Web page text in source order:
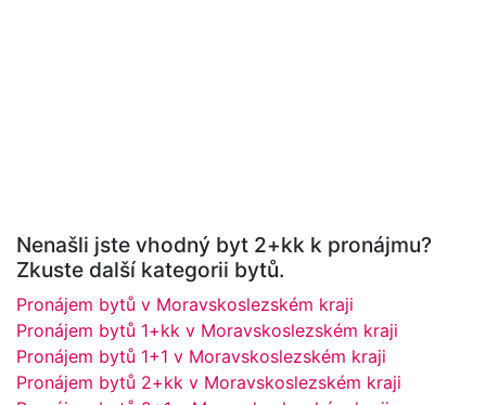
Nenašli jste vhodný byt 2+kk k pronájmu?
Zkuste další kategorii bytů.
Pronájem bytů v Moravskoslezském kraji
Pronájem bytů 1+kk v Moravskoslezském kraji
Pronájem bytů 1+1 v Moravskoslezském kraji
Pronájem bytů 2+kk v Moravskoslezském kraji